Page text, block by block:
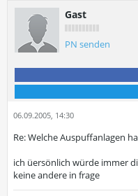
Gast
PN senden
06.09.2005, 14:30
Re: Welche Auspuffanlagen
ich üersönlich würde immer
keine andere in frage